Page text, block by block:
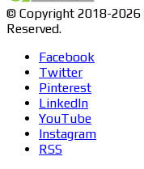
© Copyright 2018-2026
Reserved.
Facebook
Twitter
Pinterest
LinkedIn
YouTube
Instagram
RSS